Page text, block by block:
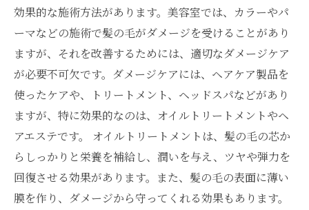
効果的な施術方法があります。美容室では、カラーやパ
ーマなどの施術で髪の毛がダメージを受けることがあり
ますが、それを改善するためには、適切なダメージケア
が必要不可欠です。ダメージケアには、ヘアケア製品を
使ったケアや、トリートメント、ヘッドスパなどがあり
ますが、特に効果的なのは、オイルトリートメントやヘ
アエステです。 オイルトリートメントは、髪の毛の芯か
らしっかりと栄養を補給し、潤いを与え、ツヤや弾力を
回復させる効果があります。また、髪の毛の表面に薄い
膜を作り、ダメージから守ってくれる効果もあります。